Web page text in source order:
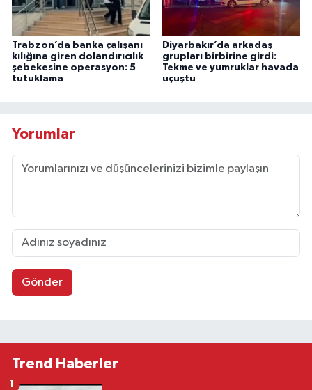
Trabzon’da banka çalışanı
kılığına giren dolandırıcılık
şebekesine operasyon: 5
tutuklama
Diyarbakır’da arkadaş
grupları birbirine girdi:
Tekme ve yumruklar havada
uçuştu
Yorumlar
Gönder
Trend Haberler